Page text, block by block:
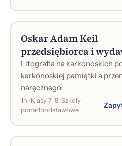
Oskar Adam Keil
przedsiębiorca i
Litografia na karkonoskich
karkonoskiej pamiątki a
naręcznego.
1h · Klasy 7-8, Szkoły
ponadpodstawowe